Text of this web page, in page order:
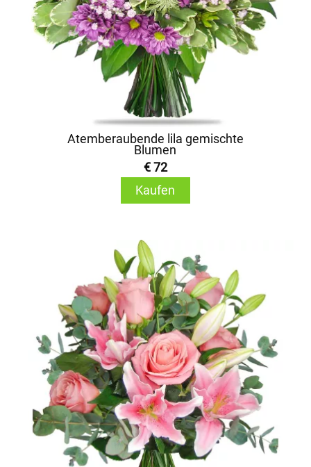
Atemberaubende lila gemischte
Blumen
€ 72
Kaufen